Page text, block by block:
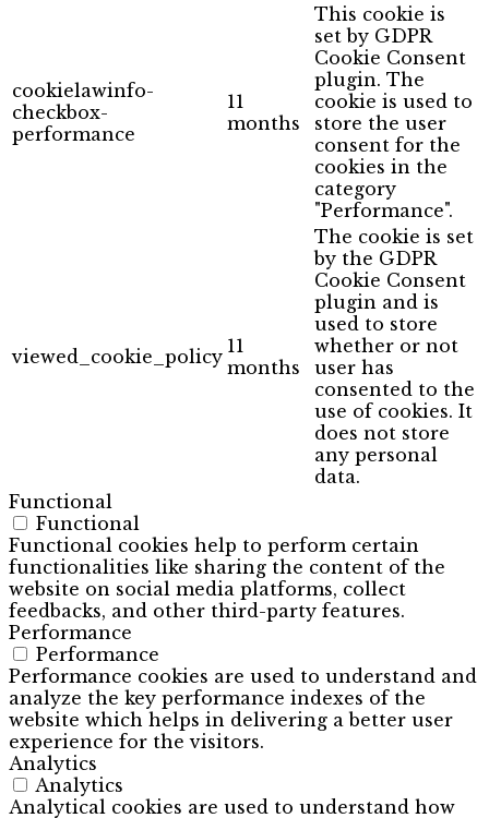
cookielawinfo-
checkbox-
performance
11
months
This cookie is
set by GDPR
Cookie Consent
plugin. The
cookie is used to
store the user
consent for the
cookies in the
category
"Performance".
viewed_cookie_policy 11
months
The cookie is set
by the GDPR
Cookie Consent
plugin and is
used to store
whether or not
user has
consented to the
use of cookies. It
does not store
any personal
data.
Functional
Functional
Functional cookies help to perform certain
functionalities like sharing the content of the
website on social media platforms, collect
feedbacks, and other third-party features.
Performance
Performance
Performance cookies are used to understand and
analyze the key performance indexes of the
website which helps in delivering a better user
experience for the visitors.
Analytics
Analytics
Analytical cookies are used to understand how